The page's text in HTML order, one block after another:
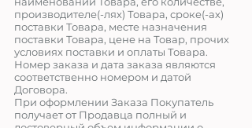
производителе(-лях) Товара, сроке(-ах)
поставки Товара, месте назначения
поставки Товара, цене на Товар, прочих
условиях поставки и оплаты Товара.
Номер заказа и дата заказа являются
соответственно номером и датой
Договора.
При оформлении Заказа Покупатель
получает от Продавца полный и